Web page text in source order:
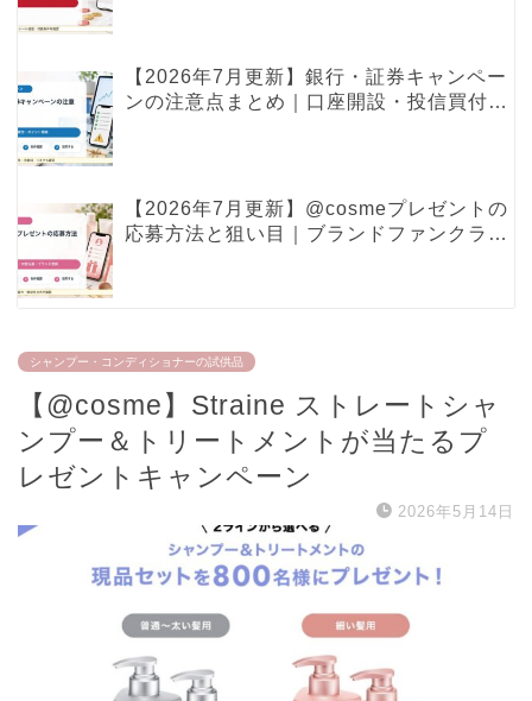
【2026年7月更新】銀行・証券キャンペー
ンの注意点まとめ｜口座開設・投信買付・
【2026年7月更新】@cosmeプレゼントの
応募方法と狙い目｜ブランドファンクラ
シャンプー・コンディショナーの試供品
【@cosme】Straine ストレートシャ
ンプー＆トリートメントが当たるプ
レゼントキャンペーン
2026年5月14日